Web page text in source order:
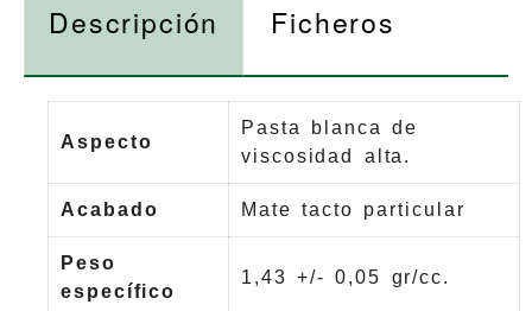
Descripción Ficheros
Aspecto
Pasta blanca de
viscosidad alta.
Acabado Mate tacto particular
Peso
específico
1,43 +/- 0,05 gr/cc.